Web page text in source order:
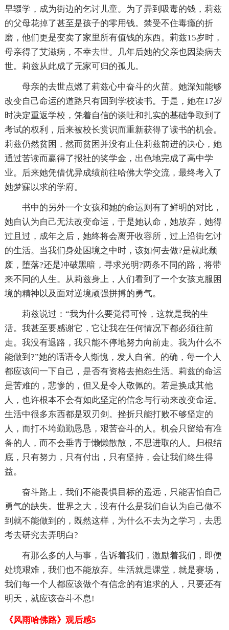
早辍学，成为街边的乞讨儿童。为了弄到吸毒的钱，莉兹
的父母花掉了甚至是孩子的零用钱。禁受不住毒瘾的折
磨，他们更是变卖了家里所有值钱的东西。莉兹15岁时，
母亲得了艾滋病，不幸去世。几年后她的父亲也因染病去
世。莉兹从此成了无家可归的孤儿。
母亲的去世点燃了莉兹心中奋斗的火苗。她深知能够
改变自己命运的道路只有回到学校读书。于是，她在17岁
时决定重返学校，凭着自信的谈吐和扎实的基础争取到了
考试的权利，后来被校长赏识而重新获得了读书的机会。
莉兹仍然贫困，然而贫困并没有止住莉兹前进的决心，她
通过苦读而赢得了报社的奖学金，出色地完成了高中学
业。后来她凭借优异成绩前往哈佛大学交流，最终考入了
她梦寐以求的学府。
书中的另外一个女孩和她的命运则有了鲜明的对比，
她自认为自己无法改变命运，于是她认命，她放弃，她得
过且过，成年之后，她终将会离开收容所，过上沿街乞讨
的生活。当我们身处困境之中时，该如何去做?是就此颓
废，堕落?还是冲破黑暗，寻求光明?两条不同的路，将带
来不同的人生。从莉兹身上，人们看到了一个女孩克服困
境的精神以及面对逆境顽强拼搏的勇气。
莉兹说过：“我为什么要觉得可怜，这就是我的生
活。我甚至要感谢它，它让我在任何情况下都必须往前
走。我没有退路，我只能不停地努力向前走。我为什么不
能做到?”她的话语令人惭愧，发人自省。的确，每一个人
都应该问一下自己，是否有资格去抱怨生活。莉兹的命运
是苦难的，悲惨的，但又是令人敬佩的。若是换成其他
人，也许根本不会有如此坚定的信念与行动来改变命运。
生活中很多东西都是双刃剑。挫折只能打败不够坚定的
人，而打不垮勤勤恳恳，艰苦奋斗的人。机会只留给有准
备的人，而不会垂青于懒懒散散，不思进取的人。归根结
底，只有努力，只有付出，只有坚持，会让我们终生得
益。
奋斗路上，我们不能畏惧目标的遥远，只能害怕自己
勇气的缺失。世界之大，没有什么是我们自认为自己做不
到就不能做到的，既然这样，为什么不去为之学习，去思
考去研究去弄明白?
有那么多的人与事，告诉着我们，激励着我们，即便
处境艰难，我们也不能放弃。生活就是课堂，就是赛场，
我们每一个人都应该做个有信念的有追求的人，只要还有
明天，就应该奋斗不息!
《风雨哈佛路》观后感5